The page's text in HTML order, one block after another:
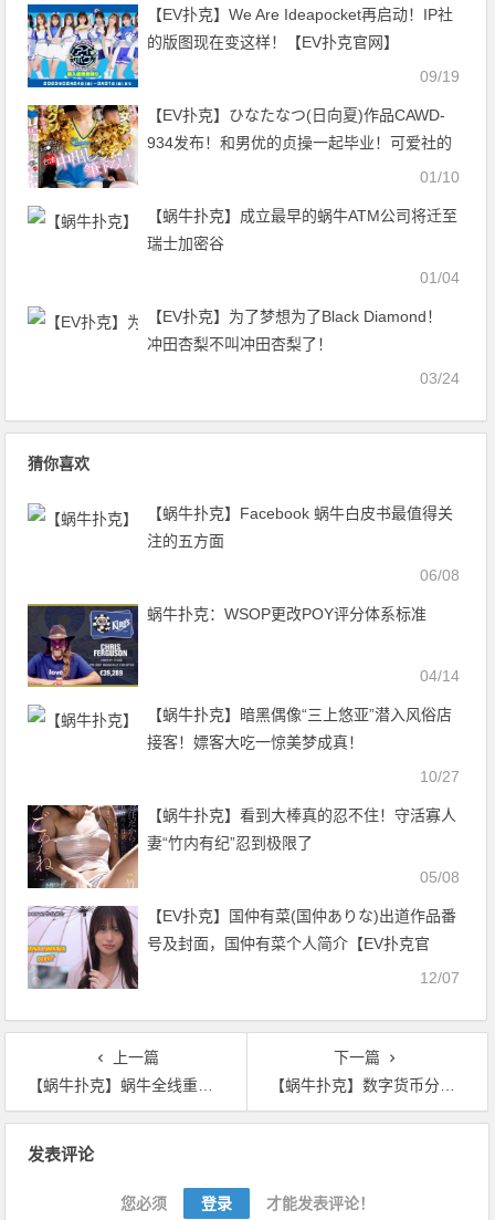
【EV扑克】We Are Ideapocket再启动！IP社
的版图现在变这样！【EV扑克官网】
09/19
【EV扑克】ひなたなつ(日向夏)作品CAWD-
934发布！和男优的贞操一起毕业！可爱社的
01/10
【蜗牛扑克】成立最早的蜗牛ATM公司将迁至
瑞士加密谷
01/04
【EV扑克】为了梦想为了Black Diamond！
冲田杏梨不叫冲田杏梨了！
03/24
猜你喜欢
【蜗牛扑克】Facebook 蜗牛白皮书最值得关
注的五方面
06/08
蜗牛扑克：WSOP更改POY评分体系标准
04/14
【蜗牛扑克】暗黑偶像“三上悠亚”潜入风俗店
接客！嫖客大吃一惊美梦成真！
10/27
【蜗牛扑克】看到大棒真的忍不住！守活寡人
妻“竹内有纪”忍到极限了
05/08
【EV扑克】国仲有菜(国仲ありな)出道作品番
号及封面，国仲有菜个人简介【EV扑克官
12/07
上一篇
【蜗牛扑克】蜗牛全线重挫 印度还在“火”上浇了一把油
下一篇
【蜗牛扑克】数字货币分析公司chain analysis目前正在监控10种数字货币
发表评论
您必须 登录 才能发表评论！